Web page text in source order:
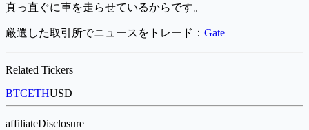
真っ直ぐに車を走らせているからです。
厳選した取引所でニュースをトレード： Gate
Related Tickers
BTCETHUSD
affiliateDisclosure